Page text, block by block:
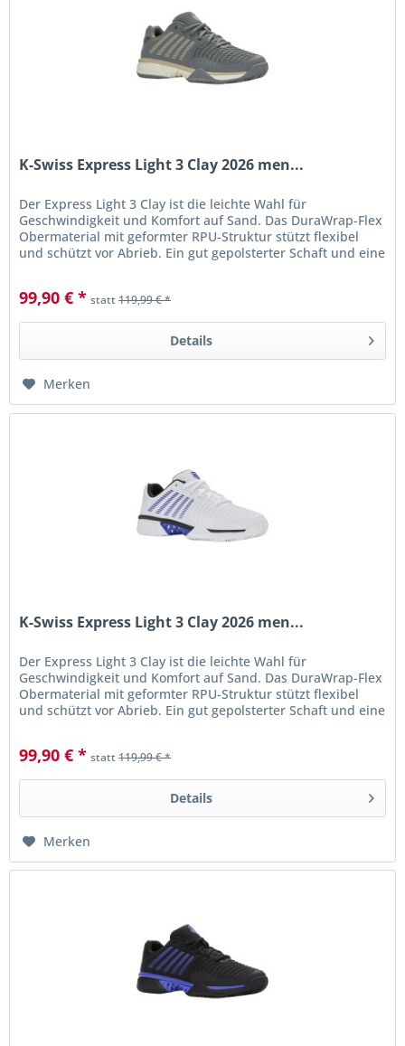
K-Swiss Express Light 3 Clay 2026 men...
Der Express Light 3 Clay ist die leichte Wahl für
Geschwindigkeit und Komfort auf Sand. Das DuraWrap-Flex
Obermaterial mit geformter RPU-Struktur stützt flexibel
und schützt vor Abrieb. Ein gut gepolsterter Schaft und eine
99,90 € * statt119,99 € *
Details
Merken
K-Swiss Express Light 3 Clay 2026 men...
Der Express Light 3 Clay ist die leichte Wahl für
Geschwindigkeit und Komfort auf Sand. Das DuraWrap-Flex
Obermaterial mit geformter RPU-Struktur stützt flexibel
und schützt vor Abrieb. Ein gut gepolsterter Schaft und eine
99,90 € * statt119,99 € *
Details
Merken